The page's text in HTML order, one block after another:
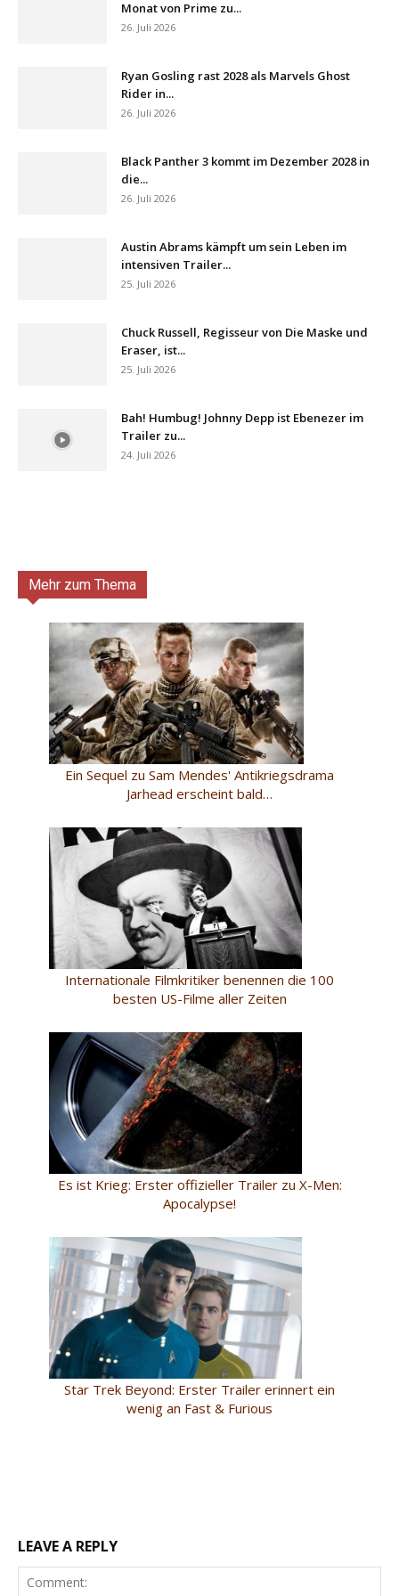
Monat von Prime zu...
26. Juli 2026
Ryan Gosling rast 2028 als Marvels Ghost
Rider in...
26. Juli 2026
Black Panther 3 kommt im Dezember 2028 in
die...
26. Juli 2026
Austin Abrams kämpft um sein Leben im
intensiven Trailer...
25. Juli 2026
Chuck Russell, Regisseur von Die Maske und
Eraser, ist...
25. Juli 2026
Bah! Humbug! Johnny Depp ist Ebenezer im
Trailer zu...
24. Juli 2026
Mehr zum Thema
Ein Sequel zu Sam Mendes' Antikriegsdrama
Jarhead erscheint bald…
Internationale Filmkritiker benennen die 100
besten US-Filme aller Zeiten
Es ist Krieg: Erster offizieller Trailer zu X-Men:
Apocalypse!
Star Trek Beyond: Erster Trailer erinnert ein
wenig an Fast & Furious
LEAVE A REPLY